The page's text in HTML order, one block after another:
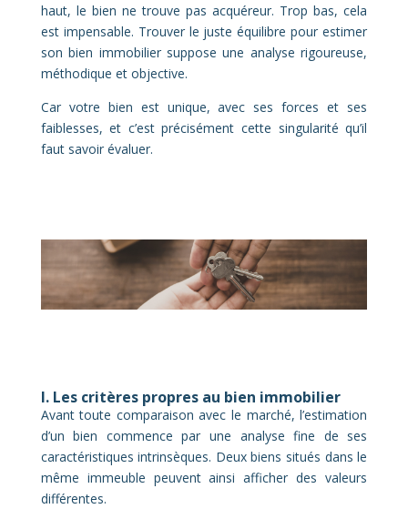
haut, le bien ne trouve pas acquéreur. Trop bas, cela
est impensable. Trouver le juste équilibre pour estimer
son bien immobilier suppose une analyse rigoureuse,
méthodique et objective.
Car votre bien est unique, avec ses forces et ses
faiblesses, et c’est précisément cette singularité qu’il
faut savoir évaluer.
I. Les critères propres au bien immobilier
Avant toute comparaison avec le marché, l’estimation
d’un bien commence par une analyse fine de ses
caractéristiques intrinsèques. Deux biens situés dans le
même immeuble peuvent ainsi afficher des valeurs
différentes.